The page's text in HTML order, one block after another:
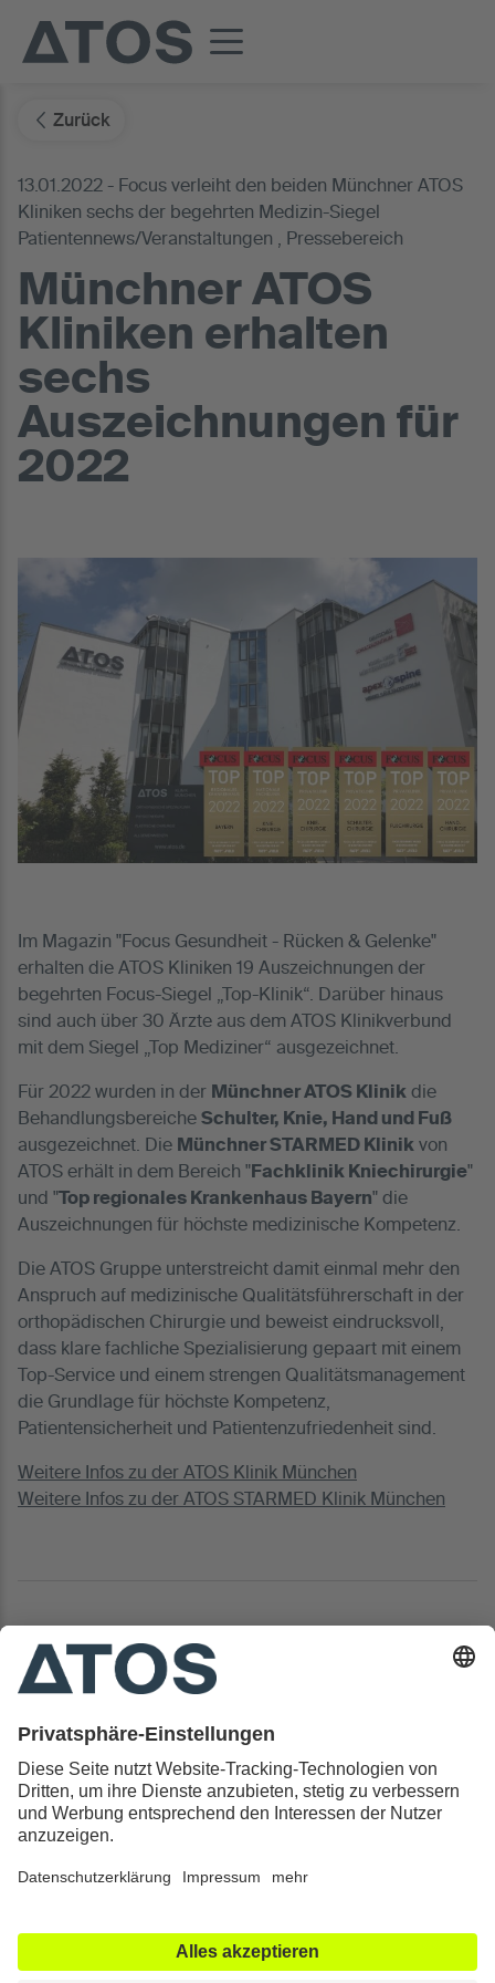
Zurück
13.01.2022 - Focus verleiht den beiden Münchner ATOS
Kliniken sechs der begehrten Medizin-Siegel
Patientennews/Veranstaltungen , Pressebereich
Münchner ATOS
Kliniken erhalten
sechs
Auszeichnungen für
2022
Im Magazin "Focus Gesundheit - Rücken & Gelenke"
erhalten die ATOS Kliniken 19 Auszeichnungen der
begehrten Focus-Siegel „Top-Klinik“. Darüber hinaus
sind auch über 30 Ärzte aus dem ATOS Klinikverbund
mit dem Siegel „Top Mediziner“ ausgezeichnet.
Für 2022 wurden in der Münchner ATOS Klinik die
Behandlungsbereiche Schulter, Knie, Hand und Fuß
ausgezeichnet. Die Münchner STARMED Klinik von
ATOS erhält in dem Bereich " Fachklinik Kniechirurgie"
und "Top regionales Krankenhaus Bayern" die
Auszeichnungen für höchste medizinische Kompetenz.
Die ATOS Gruppe unterstreicht damit einmal mehr den
Anspruch auf medizinische Qualitätsführerschaft in der
orthopädischen Chirurgie und beweist eindrucksvoll,
dass klare fachliche Spezialisierung gepaart mit einem
Top-Service und einem strengen Qualitätsmanagement
die Grundlage für höchste Kompetenz,
Patientensicherheit und Patientenzufriedenheit sind.
Weitere Infos zu der ATOS Klinik München
Weitere Infos zu der ATOS STARMED Klinik München
Kontakt & Rechtliches
Alle ATOS Kliniken